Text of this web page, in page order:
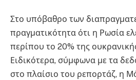
Στο υπόβαθρο των
πραγματικότητα ότι η Ρωσία
περίπου το 20% της
Ειδικότερα, σύμφωνα με τα
στο πλαίσιο του ρεπορτάζ, η